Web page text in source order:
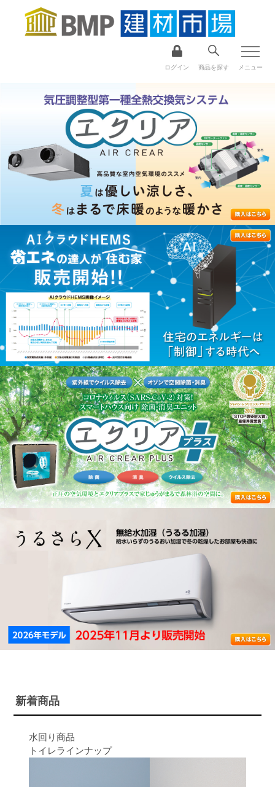
ログイン 商品を探す メニュー
新着商品
水回り商品
トイレラインナップ